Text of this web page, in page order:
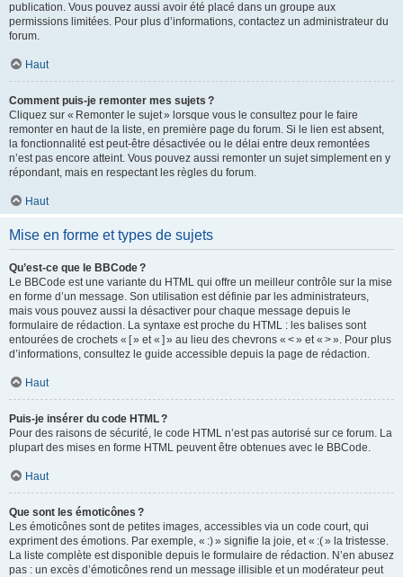
publication. Vous pouvez aussi avoir été placé dans un groupe aux
permissions limitées. Pour plus d’informations, contactez un administrateur du
forum.
Haut
Comment puis-je remonter mes sujets ?
Cliquez sur « Remonter le sujet » lorsque vous le consultez pour le faire
remonter en haut de la liste, en première page du forum. Si le lien est absent,
la fonctionnalité est peut-être désactivée ou le délai entre deux remontées
n’est pas encore atteint. Vous pouvez aussi remonter un sujet simplement en y
répondant, mais en respectant les règles du forum.
Haut
Mise en forme et types de sujets
Qu’est-ce que le BBCode ?
Le BBCode est une variante du HTML qui offre un meilleur contrôle sur la mise
en forme d’un message. Son utilisation est définie par les administrateurs,
mais vous pouvez aussi la désactiver pour chaque message depuis le
formulaire de rédaction. La syntaxe est proche du HTML : les balises sont
entourées de crochets « [ » et « ] » au lieu des chevrons « < » et « > ». Pour plus
d’informations, consultez le guide accessible depuis la page de rédaction.
Haut
Puis-je insérer du code HTML ?
Pour des raisons de sécurité, le code HTML n’est pas autorisé sur ce forum. La
plupart des mises en forme HTML peuvent être obtenues avec le BBCode.
Haut
Que sont les émoticônes ?
Les émoticônes sont de petites images, accessibles via un code court, qui
expriment des émotions. Par exemple, « :) » signifie la joie, et « :( » la tristesse.
La liste complète est disponible depuis le formulaire de rédaction. N’en abusez
pas : un excès d’émoticônes rend un message illisible et un modérateur peut